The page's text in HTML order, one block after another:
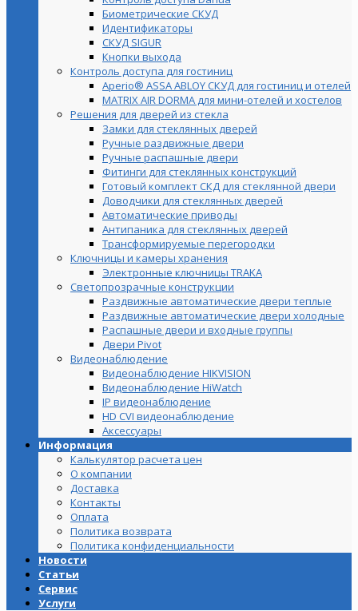
Биометрические СКУД
Идентификаторы
СКУД SIGUR
Кнопки выхода
Контроль доступа для гостиниц
Aperio® ASSA ABLOY СКУД для гостиниц и отелей
MATRIX AIR DORMA для мини-отелей и хостелов
Решения для дверей из стекла
Замки для стеклянных дверей
Ручные раздвижные двери
Ручные распашные двери
Фитинги для стеклянных конструкций
Готовый комплект СКД для стеклянной двери
Доводчики для стеклянных дверей
Автоматические приводы
Антипаника для стеклянных дверей
Трансформируемые перегородки
Ключницы и камеры хранения
Электронные ключницы TRAKA
Светопрозрачные конструкции
Раздвижные автоматические двери теплые
Раздвижные автоматические двери холодные
Распашные двери и входные группы
Двери Pivot
Видеонаблюдение
Видеонаблюдение HIKVISION
Видеонаблюдение HiWatch
IP видеонаблюдение
HD CVI видеонаблюдение
Аксессуары
Информация
Калькулятор расчета цен
О компании
Доставка
Контакты
Оплата
Политика возврата
Политика конфиденциальности
Новости
Статьи
Сервис
Услуги